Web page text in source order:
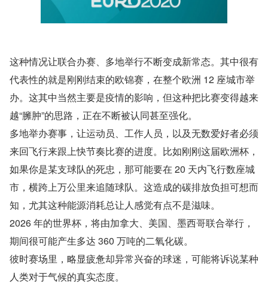
这种情况让联合办赛、多地举行不断变成新常态。其中很有
代表性的就是刚刚结束的欧锦赛，在整个欧洲 12 座城市举
办。这其中当然主要是疫情的影响，但这种把比赛变得越来
越“臃肿”的思路，正在不断被认同甚至强化。
多地举办赛事，让运动员、工作人员，以及无数爱好者必须
来回飞行来跟上快节奏比赛的进度。比如刚刚这届欧洲杯，
如果你是某支球队的死忠，那可能要在 20 天内飞行数座城
市，横跨上万公里来追随球队。这造成的碳排放负担可想而
知，尤其这种能源消耗总让人感觉有点不是滋味。
2026 年的世界杯，将由加拿大、美国、墨西哥联合举行，
期间很可能产生多达 360 万吨的二氧化碳。
彼时赛场里，略显疲惫却异常兴奋的球迷，可能将诉说某种
人类对于气候的真实态度。